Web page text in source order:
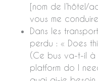
[nom de l’hôtel/
vous me
Dans les
perdu : « Does
(Ce bus va-t-il à
platform do I